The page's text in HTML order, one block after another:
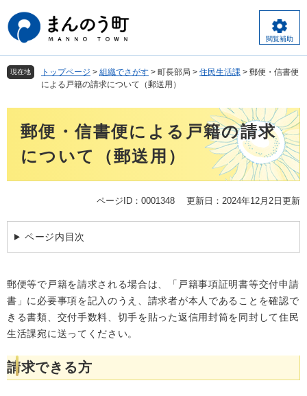
ー
ジ
先
頭
す
ニ
ュ
を
飛
し
閲覧補助
現在地 トップページ > 組織でさがす > 町長部局 > 住民生活課 > 郵便・信書便
による戸籍の請求について（郵送用）
郵便・信書便による戸籍の請求
について（郵送用）
ページID：0001348 更新日：2024年12月2日更新
ページ内目次
郵便等で戸籍を請求される場合は、「戸籍事項証明書等交付申請
書」に必要事項を記入のうえ、請求者が本人であることを確認で
きる書類、交付手数料、切手を貼った返信用封筒を同封して住民
生活課宛に送ってください。
請求できる方